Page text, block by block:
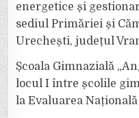
energetice și
sediul Primăriei și
Urechești, județul
Școala Gimnazială
locul I între școlile
la Evaluarea Națională